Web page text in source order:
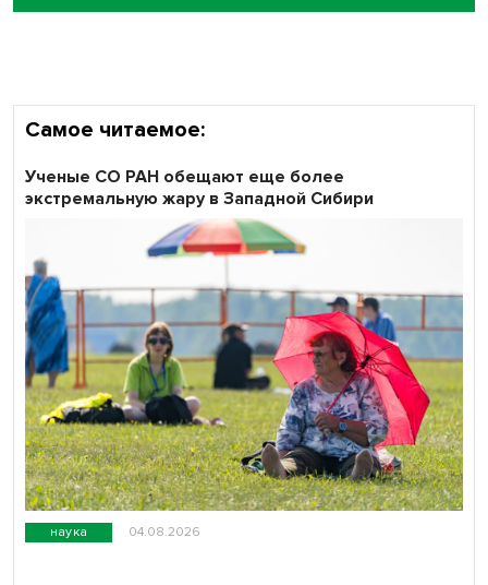
Самое читаемое:
наука 04.08.2026
Ученые СО РАН обещают еще более
экстремальную жару в Западной Сибири